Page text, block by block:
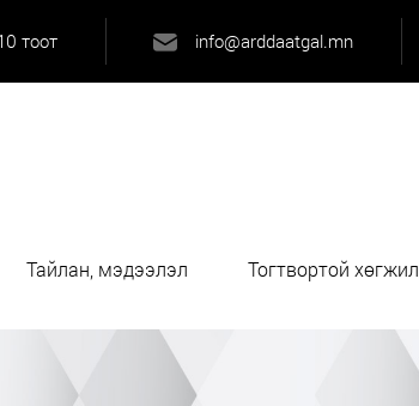
тоот info@arddaatgal.mn
Тайлан, мэдээлэл Тогтвортой хөгжил